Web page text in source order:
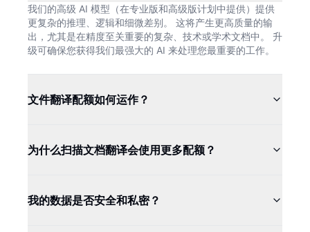
我们的高级 AI 模型（在专业版和高级版计划中提供）提供
更复杂的推理、逻辑和细微差别。 这将产生更高质量的输
出，尤其是在精度至关重要的复杂、技术或学术文档中。 升
级可确保您获得我们最强大的 AI 来处理您最重要的工作。
文件翻译配额如何运作？
为什么扫描文档翻译会使用更多配额？
我的数据是否安全和私密？